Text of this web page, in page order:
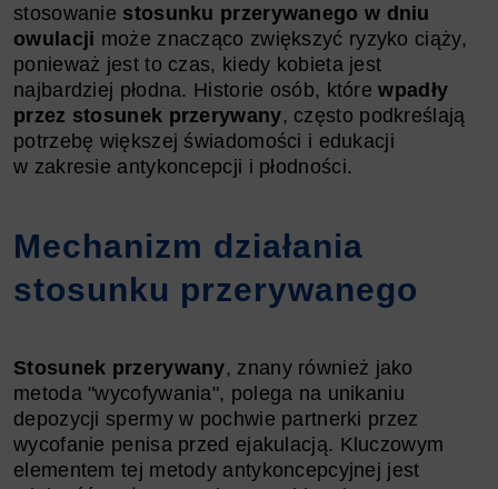
stosowanie stosunku przerywanego w dniu
owulacji może znacząco zwiększyć ryzyko ciąży,
ponieważ jest to czas, kiedy kobieta jest
najbardziej płodna. Historie osób, którewpadły
przez stosunek przerywany, często podkreślają
potrzebę większej świadomości i edukacji
w zakresie antykoncepcji i płodności.
Mechanizm działania
stosunku przerywanego
Stosunek przerywany, znany również jako
metoda "wycofywania", polega na unikaniu
depozycji spermy w pochwie partnerki przez
wycofanie penisa przed ejakulacją. Kluczowym
elementem tej metody antykoncepcyjnej jest